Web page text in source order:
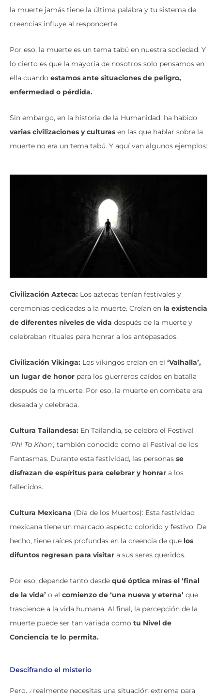
la muerte jamás tiene la última palabra y tu sistema de
creencias influye al responderte.
Por eso, la muerte es un tema tabú en nuestra sociedad. Y
lo cierto es que la mayoría de nosotros solo pensamos en
ella cuando estamos ante situaciones de peligro,
enfermedad o pérdida.
Sin embargo, en la historia de la Humanidad, ha habido
varias civilizaciones y culturas en las que hablar sobre la
muerte no era un tema tabú. Y aquí van algunos ejemplos:
Civilización Azteca: Los aztecas tenían festivales y
ceremonias dedicadas a la muerte. Creían en la existencia
de diferentes niveles de vida después de la muerte y
celebraban rituales para honrar a los antepasados.
Civilización Vikinga: Los vikingos creían en el ‘Valhalla’,
un lugar de honor para los guerreros caídos en batalla
después de la muerte. Por eso, la muerte en combate era
deseada y celebrada.
Cultura Tailandesa: En Tailandia, se celebra el Festival
‘Phi Ta Khon’, también conocido como el Festival de los
Fantasmas. Durante esta festividad, las personas se
disfrazan de espíritus para celebrar y honrar a los
fallecidos.
Cultura Mexicana (Día de los Muertos): Esta festividad
mexicana tiene un marcado aspecto colorido y festivo. De
hecho, tiene raíces profundas en la creencia de que los
difuntos regresan para visitar a sus seres queridos.
Por eso, depende tanto desde qué óptica miras el ‘final
de la vida’ o el comienzo de ‘una nueva y eterna’ que
trasciende a la vida humana. Al final, la percepción de la
muerte puede ser tan variada como tu Nivel de
Conciencia te lo permita.
Descifrando el misterio
Pero, ¿realmente necesitas una situación extrema para